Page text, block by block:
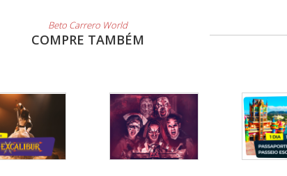
Beto Carrero World
COMPRE TAMBÉM